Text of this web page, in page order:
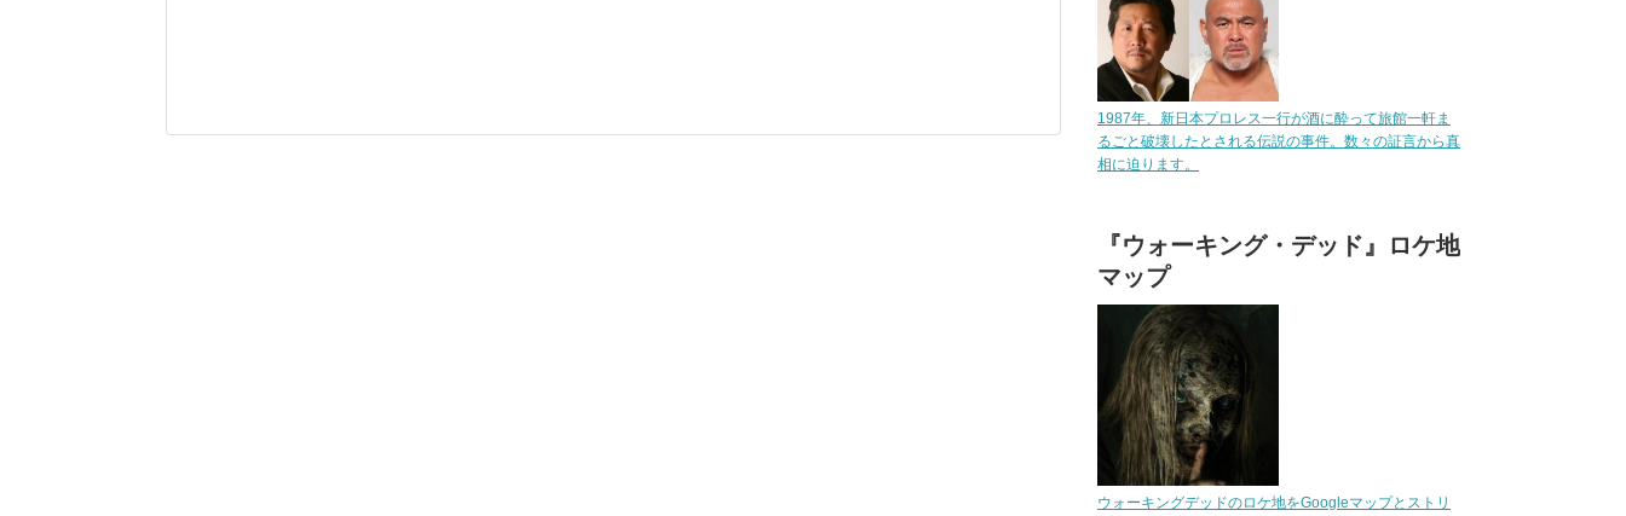
1987年、新日本プロレス一行が酒に酔って旅館一軒ま
るごと破壊したとされる伝説の事件。数々の証言から真
相に迫ります。
『ウォーキング・デッド』ロケ地
マップ
ウォーキングデッドのロケ地をGoogleマップとストリ